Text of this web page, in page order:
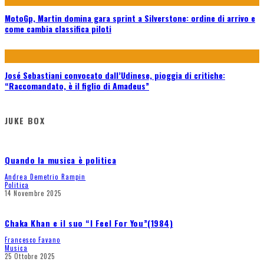
MotoGp, Martin domina gara sprint a Silverstone: ordine di arrivo e
come cambia classifica piloti
José Sebastiani convocato dall’Udinese, pioggia di critiche:
“Raccomandato, è il figlio di Amadeus”
JUKE BOX
Quando la musica è politica
Andrea Demetrio Rampin
Politica
14 Novembre 2025
Chaka Khan e il suo “I Feel For You”(1984)
Francesco Favano
Musica
25 Ottobre 2025